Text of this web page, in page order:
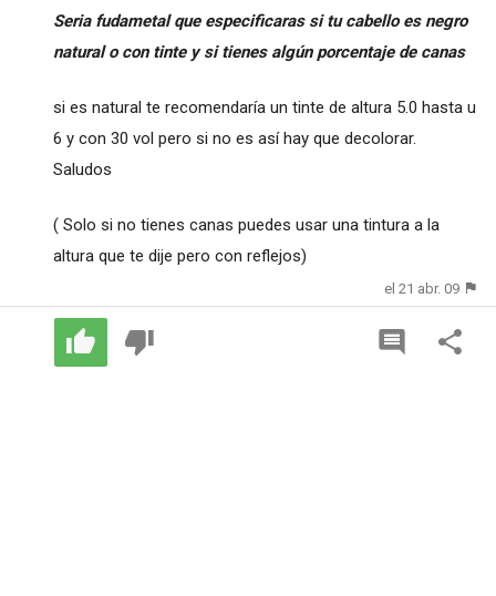
Seria fudametal que especificaras si tu cabello es negro
natural o con tinte y si tienes algún porcentaje de canas
si es natural te recomendaría un tinte de altura 5.0 hasta u
6 y con 30 vol pero si no es así hay que decolorar.
Saludos
( Solo si no tienes canas puedes usar una tintura a la
altura que te dije pero con reflejos)
el 21 abr. 09